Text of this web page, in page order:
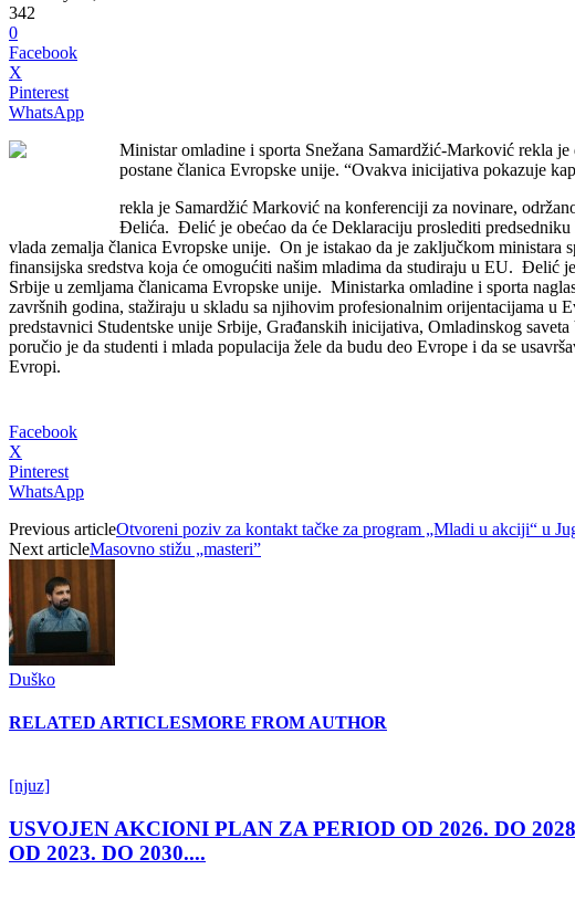
342
0
Facebook
X
Pinterest
WhatsApp
Ministar omladine i sporta Snežana Samardžić-Marković rekla
postane članica Evropske unije. “Ovakva inicijativa pokazuje
rekla je Samardžić Marković na konferenciji za novinare,
Đelića. Đelić je obećao da će Deklaraciju proslediti
vlada zemalja članica Evropske unije. On je istakao da je zaključkom
finansijska sredstva koja će omogućiti našim mladima da studiraju u EU. Đelić
Srbije u zemljama članicama Evropske unije. Ministarka omladine i sporta
završnih godina, stažiraju u skladu sa njihovim profesionalnim orijentacijama
predstavnici Studentske unije Srbije, Građanskih inicijativa, Omladinskog
poručio je da studenti i mlada populacija žele da budu deo Evrope i da se
Evropi.
Facebook
X
Pinterest
WhatsApp
Previous articleOtvoreni poziv za kontakt tačke za program „Mladi u akciji“ u
Next articleMasovno stižu „masteri”
Duško
RELATED ARTICLESMORE FROM AUTHOR
[njuz]
USVOJEN AKCIONI PLAN ZA PERIOD OD 2026. DO
OD 2023. DO 2030....